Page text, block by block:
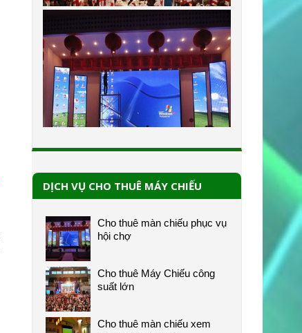
DỊCH VỤ CHO THUÊ MÁY CHIẾU
Cho thuê màn chiếu phục vụ
hội chợ
Cho thuê Máy Chiếu công
suất lớn
Cho thuê màn chiếu xem